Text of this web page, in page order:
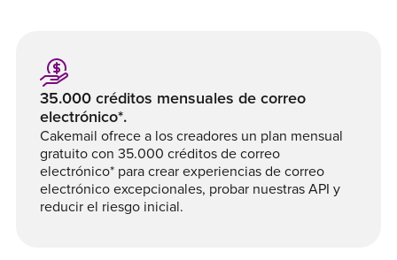
35.000 créditos mensuales de correo
electrónico*.
Cakemail ofrece a los creadores un plan mensual
gratuito con 35.000 créditos de correo
electrónico* para crear experiencias de correo
electrónico excepcionales, probar nuestras API y
reducir el riesgo inicial.